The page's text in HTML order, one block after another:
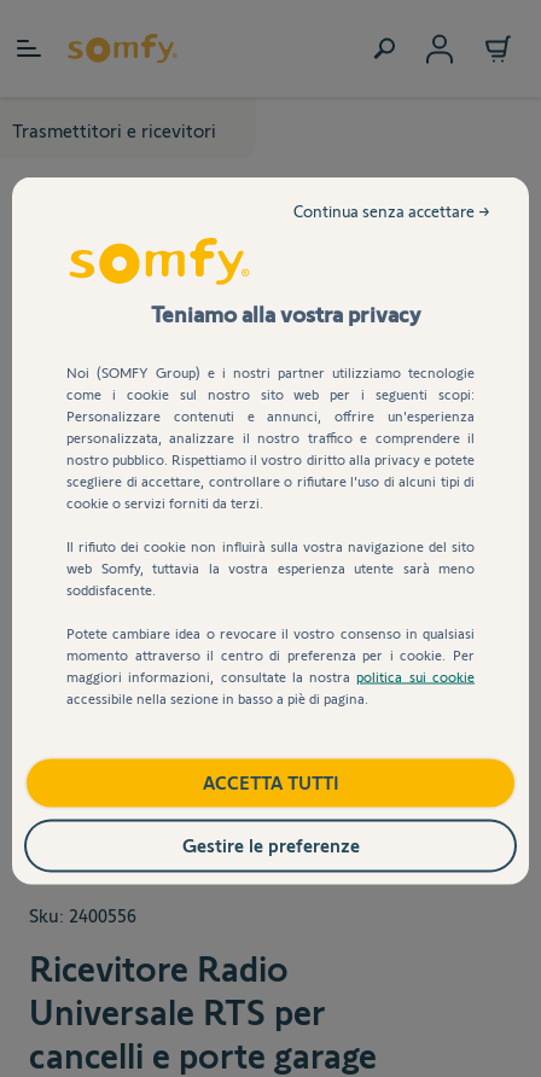
Trasmettitori e ricevitori
View larger imageView larger image
Sku: 2400556
Ricevitore Radio
Universale RTS per
cancelli e porte garage
Teniamo alla vostra privacy
Noi (SOMFY Group) e i nostri partner utilizziamo tecnologie
come i cookie sul nostro sito web per i seguenti scopi:
Personalizzare contenuti e annunci, offrire un'esperienza
personalizzata, analizzare il nostro traffico e comprendere il
nostro pubblico. Rispettiamo il vostro diritto alla privacy e potete
scegliere di accettare, controllare o rifiutare l'uso di alcuni tipi di
cookie o servizi forniti da terzi.
Il rifiuto dei cookie non influirà sulla vostra navigazione del sito
web Somfy, tuttavia la vostra esperienza utente sarà meno
soddisfacente.
Potete cambiare idea o revocare il vostro consenso in qualsiasi
momento attraverso il centro di preferenza per i cookie. Per
maggiori informazioni, consultate la nostrapolitica sui cookie
accessibile nella sezione in basso a piè di pagina.
Continua senza accettare →
ACCETTA TUTTI
Gestire le preferenze